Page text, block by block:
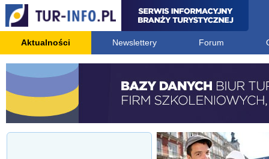
Aktualności Newslettery Forum